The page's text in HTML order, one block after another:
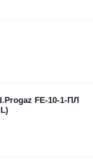
FE-10-1-ПЛ